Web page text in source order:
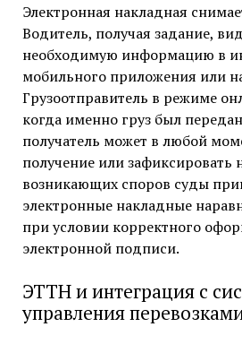
Электронная накладная
Водитель, получая задание,
необходимую информацию в
мобильного приложения или
Грузоотправитель в режиме
когда именно груз был
получатель может в любой
получение или зафиксировать
возникающих споров суды
электронные накладные
при условии корректного
электронной подписи.
ЭТТН и интеграция с
управления